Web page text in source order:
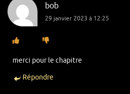
bob
29 janvier 2023 à 12:25
merci pour le chapitre
Répondre